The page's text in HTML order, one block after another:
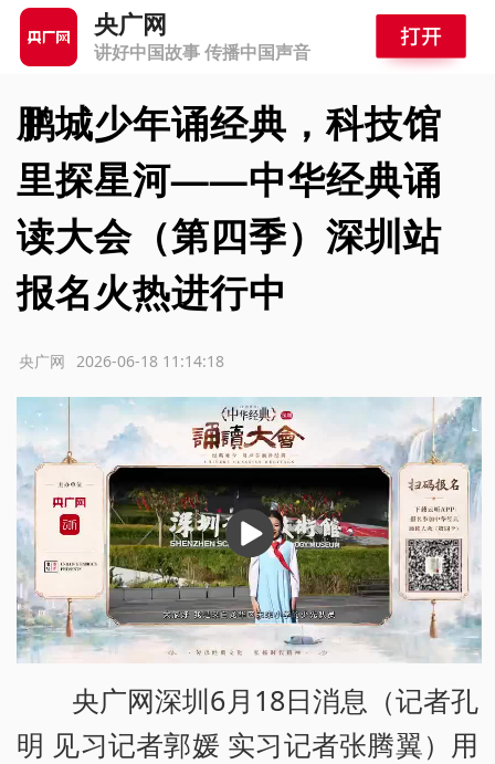
央广网
讲好中国故事 传播中国声音
鹏城少年诵经典，科技馆
里探星河——中华经典诵
读大会（第四季）深圳站
报名火热进行中
2026-06-18 11:14:18
央广网
播
放
央广网深圳6月18日消息（记者孔
明 见习记者郭媛 实习记者张腾翼）用